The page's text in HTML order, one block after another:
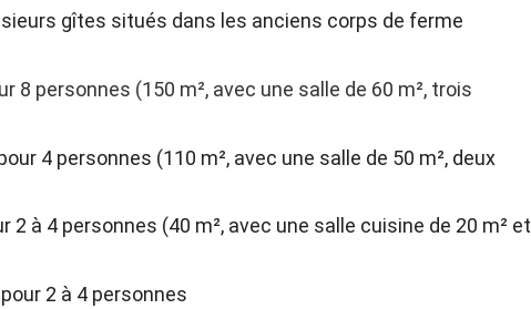
gîtes situés dans les anciens corps de ferme
8 personnes (150 m², avec une salle de 60 m², trois
4 personnes (110 m², avec une salle de 50 m², deux
à 4 personnes (40 m², avec une salle cuisine de 20 m² et
2 à 4 personnes